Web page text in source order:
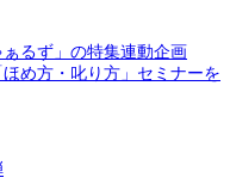
るず」の特集連動企画
め方・叱り方」セミナーを